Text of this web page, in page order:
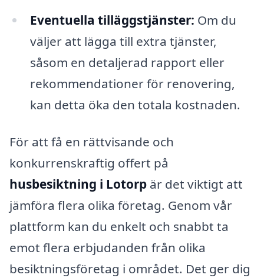
Eventuella tilläggstjänster: Om du
väljer att lägga till extra tjänster,
såsom en detaljerad rapport eller
rekommendationer för renovering,
kan detta öka den totala kostnaden.
För att få en rättvisande och
konkurrenskraftig offert på
husbesiktning i Lotorp är det viktigt att
jämföra flera olika företag. Genom vår
plattform kan du enkelt och snabbt ta
emot flera erbjudanden från olika
besiktningsföretag i området. Det ger dig